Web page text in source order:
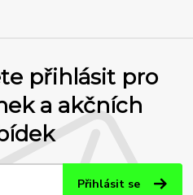
přihlásit pro
a akčních
Přihlásit se